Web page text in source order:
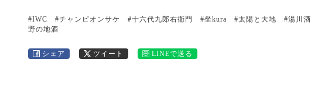
#IWC #チャンピオンサケ #十六代九郎右衛門 #坐kura #太陽と大地 #湯川
野の地酒
シェア ツイート LINEで送る